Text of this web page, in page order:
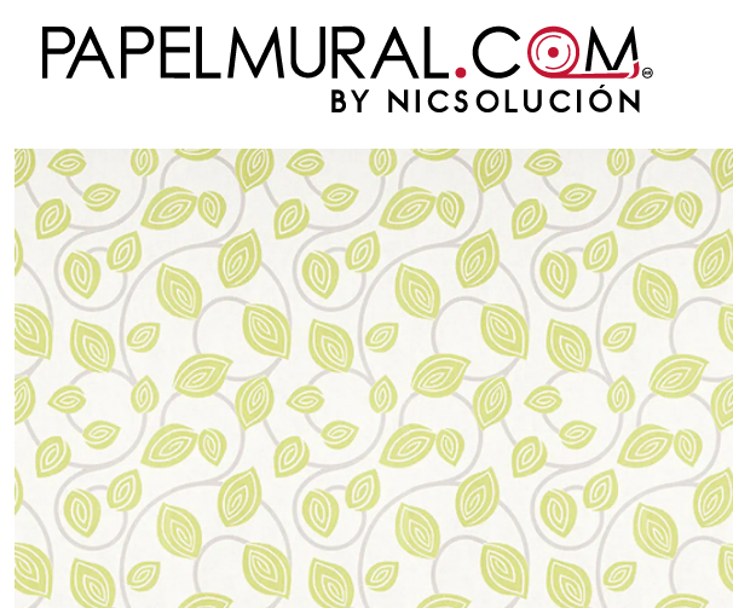
Inicio PAPEL MURAL OTRAS COLECCIONES CLASICO FASCINATA FASCINATA - (53cm) - 207024